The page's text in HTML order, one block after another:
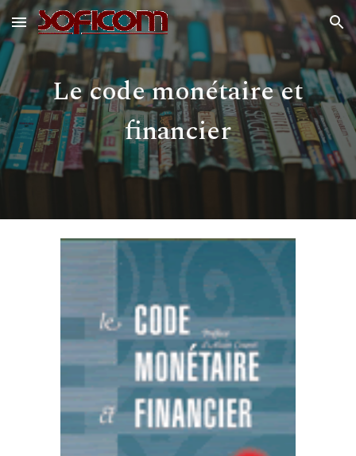
Skip to main content Skip to navigation
Le code monétaire et
financier